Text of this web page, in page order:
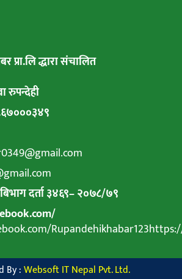
प्रा.लि द्धारा संचालित
रुपन्देही
दर्ता ३४६९–२०७८/७९
By :Websoft IT Nepal Pvt. Ltd.